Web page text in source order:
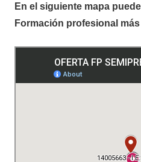
En el siguiente mapa
Formación profesional